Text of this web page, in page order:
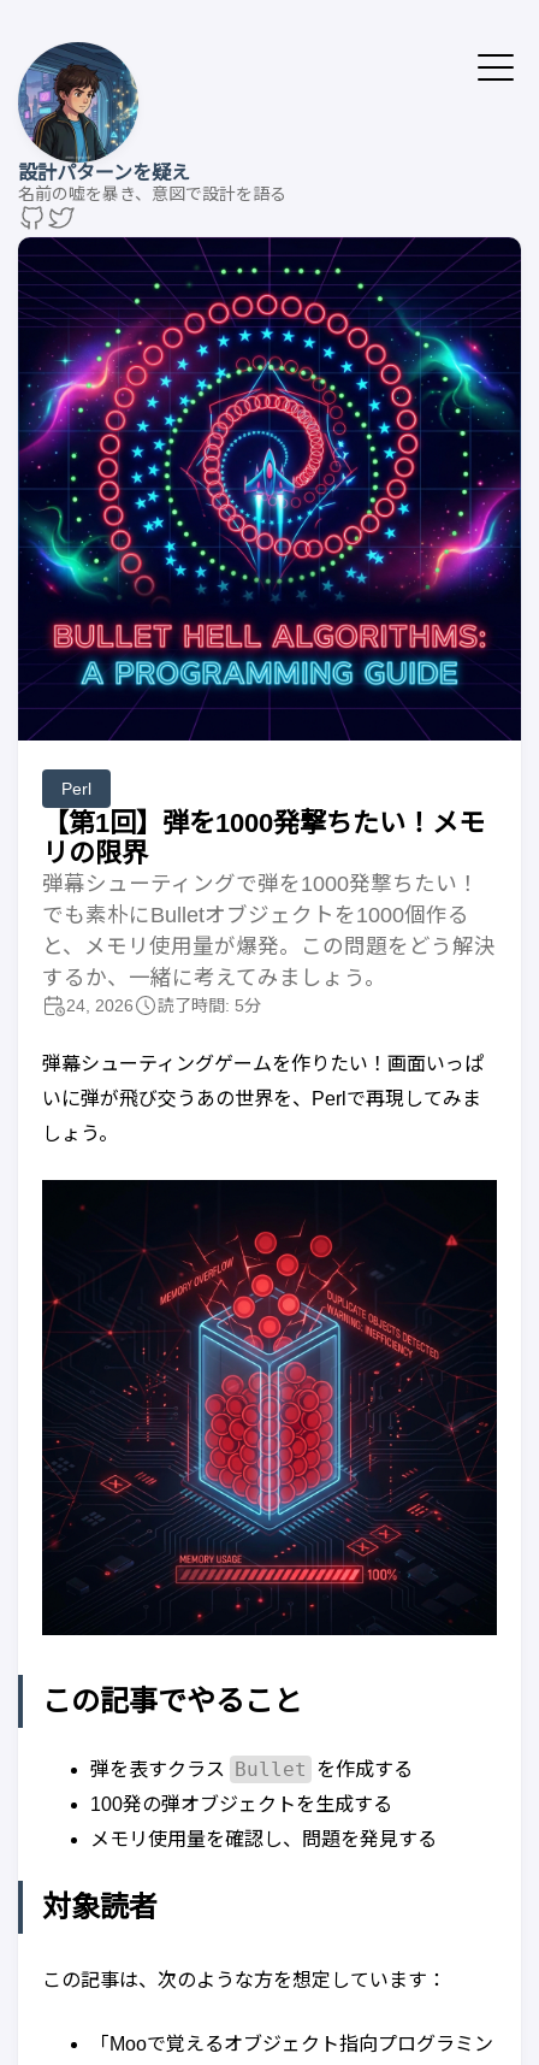
設計パターンを疑え
名前の嘘を暴き、意図で設計を語る
Perl
【第1回】弾を1000発撃ちたい！メモ
リの限界
弾幕シューティングで弾を1000発撃ちたい！
でも素朴にBulletオブジェクトを1000個作る
と、メモリ使用量が爆発。この問題をどう解決
するか、一緒に考えてみましょう。
24, 2026 読了時間: 5分
弾幕シューティングゲームを作りたい！画面いっぱ
いに弾が飛び交うあの世界を、Perlで再現してみま
しょう。
この記事でやること
弾を表すクラス Bullet
を作成する
100発の弾オブジェクトを生成する
メモリ使用量を確認し、問題を発見する
対象読者
この記事は、次のような方を想定しています：
「Mooで覚えるオブジェクト指向プログラミン